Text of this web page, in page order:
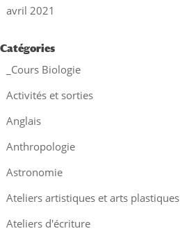
avril 2021
Catégories
_Cours Biologie
Activités et sorties
Anglais
Anthropologie
Astronomie
Ateliers artistiques et arts plastiques
Ateliers d'écriture